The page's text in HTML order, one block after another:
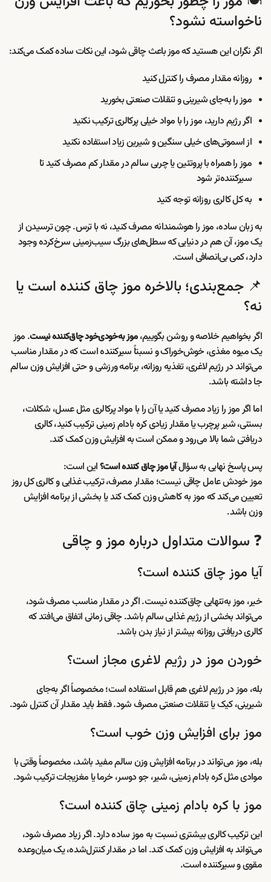
ناخواسته نشود؟
اگر نگران این هستید که موز باعث چاقی شود، این نکات ساده کمک می‌کند:
روزانه مقدار مصرف را کنترل کنید
موز را به‌جای شیرینی و تنقلات صنعتی بخورید
اگر رژیم دارید، موز را با مواد خیلی پرکالری ترکیب نکنید
از اسموتی‌های خیلی سنگین و شیرین زیاد استفاده نکنید
موز را همراه با پروتئین یا چربی سالم در مقدار کم مصرف کنید تا
سیرکننده‌تر شود
به کل کالری روزانه توجه کنید
به زبان ساده، موز را هوشمندانه مصرف کنید، نه با ترس. چون ترسیدن از
یک موز، آن هم در دنیایی که سطل‌های بزرگ سیب‌زمینی سرخ‌کرده وجود
دارد، کمی بی‌انصافی است.
📌 جمع‌بندی؛ بالاخره موز چاق کننده است یا
نه؟
اگر بخواهیم خلاصه و روشن بگوییم،موز به‌خودی‌خود چاق‌کننده نیست. موز
یک میوه مغذی، خوش‌خوراک و نسبتاً سیرکننده است که در مقدار مناسب
می‌تواند در رژیم لاغری، تغذیه روزانه، برنامه ورزشی و حتی افزایش وزن سالم
جا داشته باشد.
اما اگر موز را زیاد مصرف کنید یا آن را با مواد پرکالری مثل عسل، شکلات،
بستنی، شیر پرچرب یا مقدار زیادی کره بادام زمینی ترکیب کنید، کالری
دریافتی شما بالا می‌رود و ممکن است به افزایش وزن کمک کند.
پس پاسخ نهایی به سؤالآیا موز چاق کننده است؟این است:
موز خودش عامل چاقی نیست؛ مقدار مصرف، ترکیب غذایی و کالری کل روز
تعیین می‌کند که موز به کاهش وزن کمک کند یا بخشی از برنامه افزایش
وزن باشد.
❓ سوالات متداول درباره موز و چاقی
آیا موز چاق کننده است؟
خیر، موز به‌تنهایی چاق‌کننده نیست. اگر در مقدار مناسب مصرف شود،
می‌تواند بخشی از رژیم غذایی سالم باشد. چاقی زمانی اتفاق می‌افتد که
کالری دریافتی روزانه بیشتر از نیاز بدن باشد.
خوردن موز در رژیم لاغری مجاز است؟
بله، موز در رژیم لاغری هم قابل استفاده است؛ مخصوصاً اگر به‌جای
شیرینی، کیک یا تنقلات صنعتی مصرف شود. فقط باید مقدار آن کنترل شود.
موز برای افزایش وزن خوب است؟
بله، موز می‌تواند در برنامه افزایش وزن سالم مفید باشد، مخصوصاً وقتی با
موادی مثل کره بادام زمینی، شیر، جو دوسر، خرما یا مغزیجات ترکیب شود.
موز با کره بادام زمینی چاق کننده است؟
این ترکیب کالری بیشتری نسبت به موز ساده دارد. اگر زیاد مصرف شود،
می‌تواند به افزایش وزن کمک کند. اما در مقدار کنترل‌شده، یک میان‌وعده
مقوی و سیرکننده است.